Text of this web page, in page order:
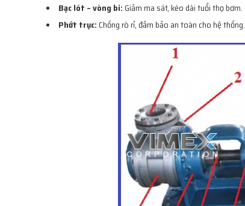
Bạc lót – vòng bi:Giảm ma sát, kéo dài tuổi thọ bơm.
Phớt trục:Chống rò rỉ, đảm bảo an toàn cho hệ thống.